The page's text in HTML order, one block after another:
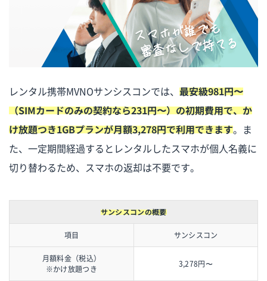
レンタル携帯MVNOサンシスコンでは、 最安級981円〜
（SIMカードのみの契約なら231円〜）の初期費用で、か
け放題つき1GBプランが月額3,278円で利用できます。ま
た、一定期間経過するとレンタルしたスマホが個人名義に
切り替わるため、スマホの返却は不要です。
サンシスコンの概要
項目 サンシスコン
月額料金（税込）
※かけ放題つき
3,278円〜